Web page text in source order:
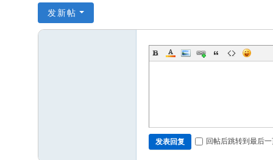
发新帖
发表回复 回帖后跳转到最后